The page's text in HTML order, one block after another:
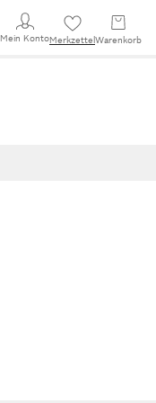
Mein KontoMerkzettel Warenkorb